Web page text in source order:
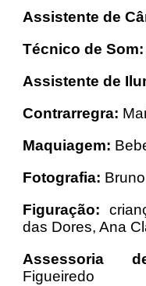
Assistente de
Técnico de Som:
Assistente de
Contrarregra:
Maquiagem:
Fotografia:
Figuração:
das Dores, Ana
Assessoria
Figueiredo